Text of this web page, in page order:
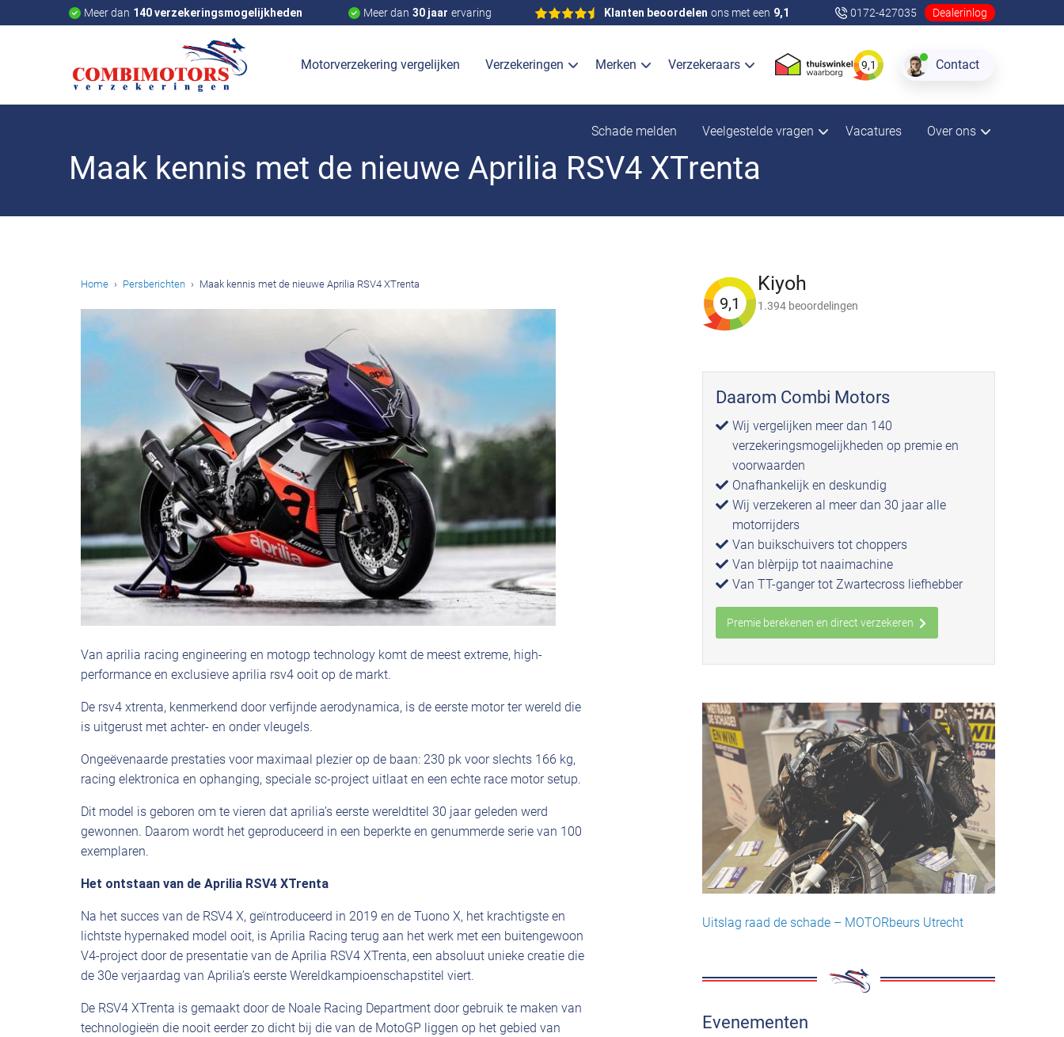
Meer dan 140 verzekeringsmogelijkheden Meer dan 30 jaar ervaring Klanten beoordelen ons met een 9,1 0172-427035 Dealerinlog
Motorverzekering vergelijken Verzekeringen Merken Verzekeraars 9,1 Contact
Schade melden Veelgestelde vragen Vacatures Over ons
Maak kennis met de nieuwe Aprilia RSV4 XTrenta
Home Persberichten Maak kennis met de nieuwe Aprilia RSV4 XTrenta
Van aprilia racing engineering en motogp technology komt de meest extreme, high-
performance en exclusieve aprilia rsv4 ooit op de markt.
De rsv4 xtrenta, kenmerkend door verfijnde aerodynamica, is de eerste motor ter wereld die
is uitgerust met achter- en onder vleugels.
Ongeëvenaarde prestaties voor maximaal plezier op de baan: 230 pk voor slechts 166 kg,
racing elektronica en ophanging, speciale sc-project uitlaat en een echte race motor setup.
Dit model is geboren om te vieren dat aprilia’s eerste wereldtitel 30 jaar geleden werd
gewonnen. Daarom wordt het geproduceerd in een beperkte en genummerde serie van 100
exemplaren.
Het ontstaan van de Aprilia RSV4 XTrenta
Na het succes van de RSV4 X, geïntroduceerd in 2019 en de Tuono X, het krachtigste en
lichtste hypernaked model ooit, is Aprilia Racing terug aan het werk met een buitengewoon
V4-project door de presentatie van de Aprilia RSV4 XTrenta, een absoluut unieke creatie die
de 30e verjaardag van Aprilia’s eerste Wereldkampioenschapstitel viert.
De RSV4 XTrenta is gemaakt door de Noale Racing Department door gebruik te maken van
technologieën die nooit eerder zo dicht bij die van de MotoGP liggen op het gebied van
9,1
Kiyoh
1.394 beoordelingen
Daarom Combi Motors
Wij vergelijken meer dan 140
verzekeringsmogelijkheden op premie en
voorwaarden
Onafhankelijk en deskundig
Wij verzekeren al meer dan 30 jaar alle
motorrijders
Van buikschuivers tot choppers
Van blèrpijp tot naaimachine
Van TT-ganger tot Zwartecross liefhebber
Premie berekenen en direct verzekeren
Uitslag raad de schade – MOTORbeurs Utrecht
Evenementen